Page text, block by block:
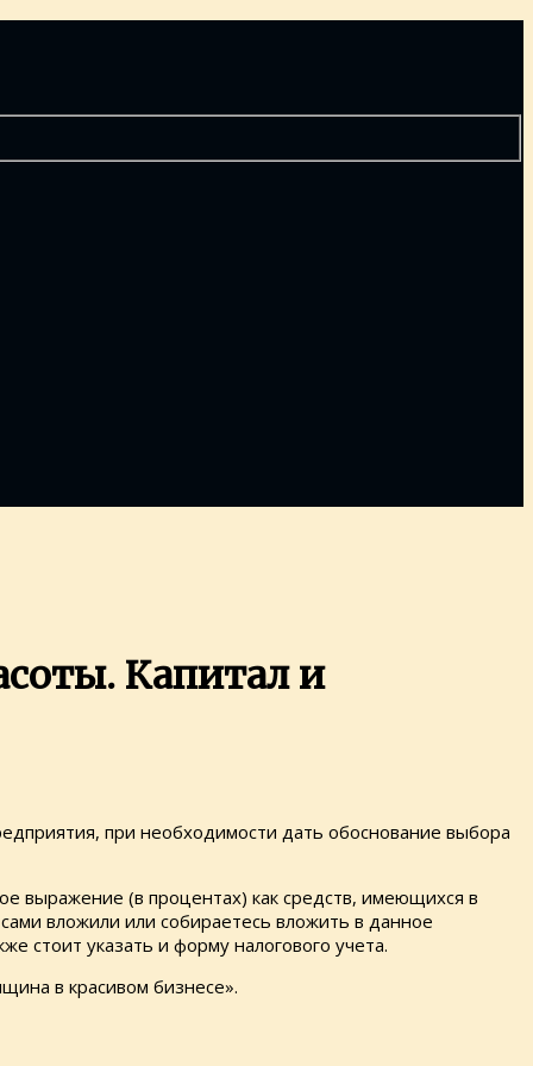
Капитал и
при необходимости дать обоснование выбора
выражение (в процентах) как средств, имеющихся в
вложили или собираетесь вложить в данное
стоит указать и форму налогового учета.
в красивом бизнесе».